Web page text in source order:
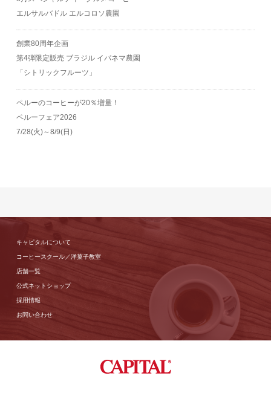
エルサルバドル エルコロソ農園
創業80周年企画
第4弾限定販売 ブラジル イパネマ農園
「シトリックフルーツ」
ペルーのコーヒーが20％増量！
ペルーフェア2026
7/28(火)～8/9(日)
キャピタルについて
コーヒースクール／洋菓子教室
店舗一覧
公式ネットショップ
採用情報
お問い合わせ